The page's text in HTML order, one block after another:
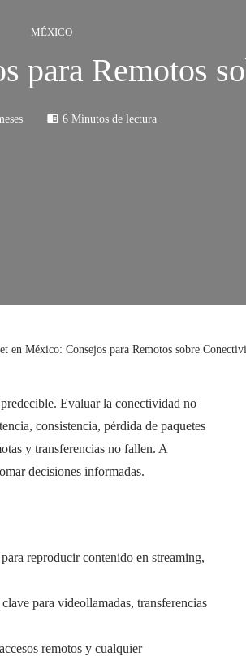
MÉXICO
para Remotos
6 Minutos de lectura
en México: Consejos para Remotos sobre
Evaluar la conectividad no
consistencia, pérdida de paquetes
y transferencias no fallen. A
decisiones informadas.
reproducir contenido en streaming,
para videollamadas, transferencias
remotos y cualquier